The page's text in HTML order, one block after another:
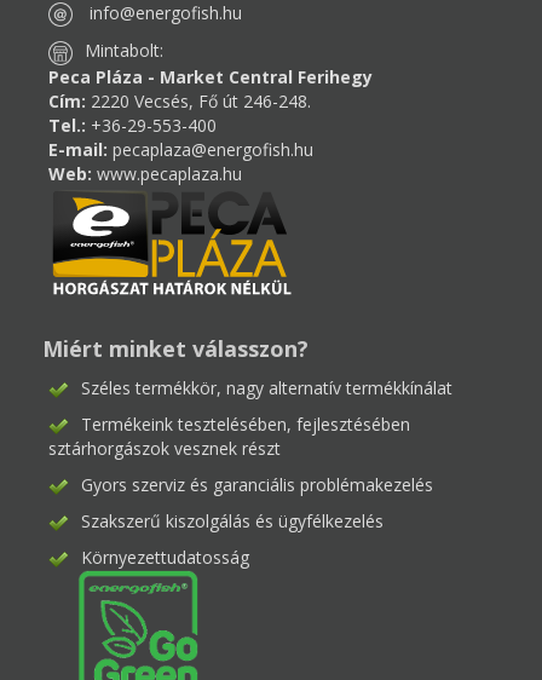
info@energofish.hu
Mintabolt:
Peca Pláza - Market Central Ferihegy
Cím: 2220 Vecsés, Fő út 246-248.
Tel.: +36-29-553-400
E-mail: pecaplaza@energofish.hu
Web: www.pecaplaza.hu
Miért minket válasszon?
Széles termékkör, nagy alternatív termékkínálat
Termékeink tesztelésében, fejlesztésében
sztárhorgászok vesznek részt
Gyors szerviz és garanciális problémakezelés
Szakszerű kiszolgálás és ügyfélkezelés
Környezettudatosság